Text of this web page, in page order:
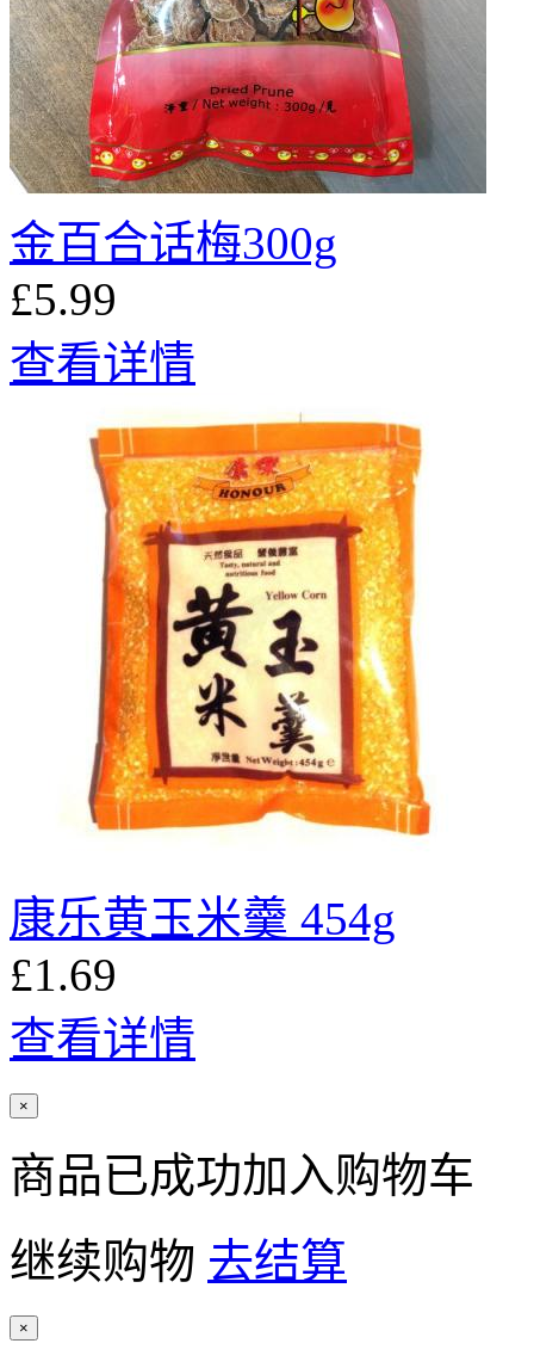
金百合话梅300g
£5.99
查看详情
康乐黄玉米羹 454g
£1.69
查看详情
×
商品已成功加入购物车
继续购物 去结算
×